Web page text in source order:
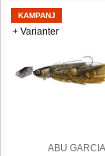
KAMPANJ
+ Varianter
ABU GARCIA